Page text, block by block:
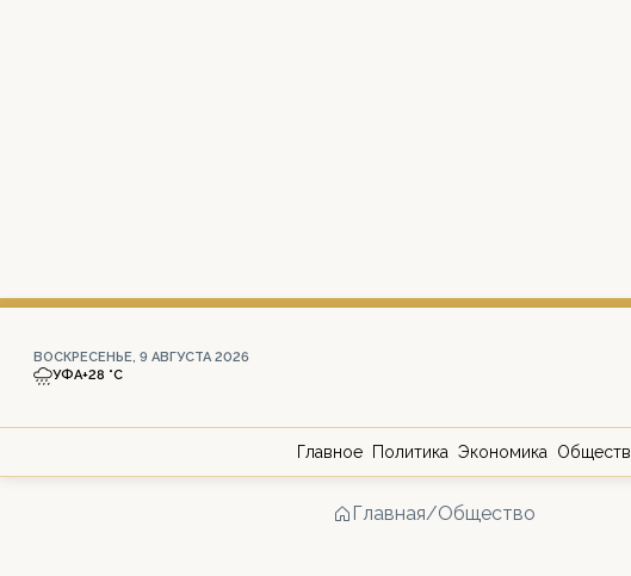
ВОСКРЕСЕНЬЕ, 9 АВГУСТА 2026
УФА+28 °С
Главное Политика Экономика
Главная/Общество